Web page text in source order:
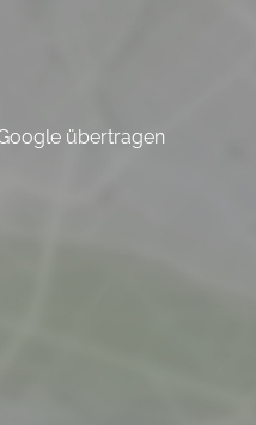
übertragen